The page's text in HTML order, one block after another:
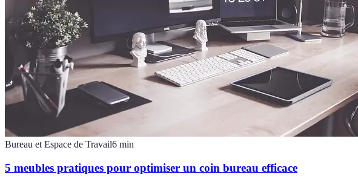
Bureau et Espace de Travail6 min
5 meubles pratiques pour optimiser un coin bureau efficace